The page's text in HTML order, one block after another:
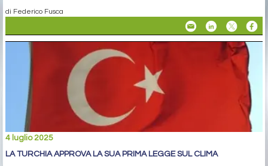
di Federico Fusca
4 luglio 2025
LA TURCHIA APPROVA LA SUA PRIMA LEGGE SUL CLIMA